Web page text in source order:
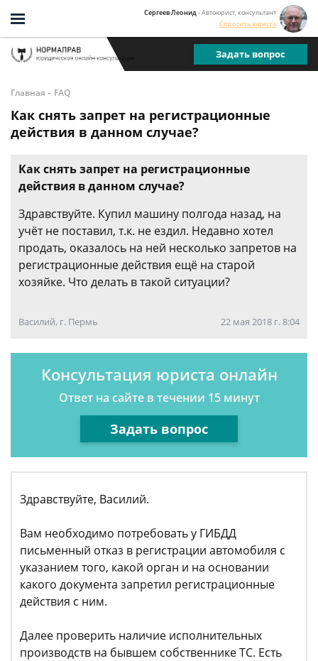
Сергеев Леонид - Автоюрист, консультант
Спросить юриста
Задать вопрос
Главная - FAQ
Как снять запрет на регистрационные
действия в данном случае?
Как снять запрет на регистрационные
действия в данном случае?
Здравствуйте. Купил машину полгода назад, на
учёт не поставил, т.к. не ездил. Недавно хотел
продать, оказалось на ней несколько запретов на
регистрационные действия ещё на старой
хозяйке. Что делать в такой ситуации?
Василий, г. Пермь 22 мая 2018 г. 8:04
Консультация юриста онлайн
Ответ на сайте в течении 15 минут
Задать вопрос
Здравствуйте, Василий.
Вам необходимо потребовать у ГИБДД
письменный отказ в регистрации автомобиля с
указанием того, какой орган и на основании
какого документа запретил регистрационные
действия с ним.
Далее проверить наличие исполнительных
производств на бывшем собственнике ТС. Есть